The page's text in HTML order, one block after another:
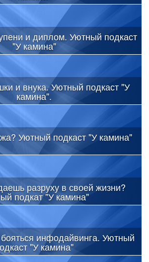
и диплом. Уютный подкаст
"У камина"
и внука. Уютный подкаст "У
камина".
Уютный подкаст "У камина"
разруху в своей жизни?
подкат "У камина"
инфодайвинга. Уютный
"У камина"